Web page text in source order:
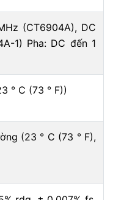
(CT6904A), DC
1) Pha: DC đến 1
° C (73 ° F))
(23 ° C (73 ° F),